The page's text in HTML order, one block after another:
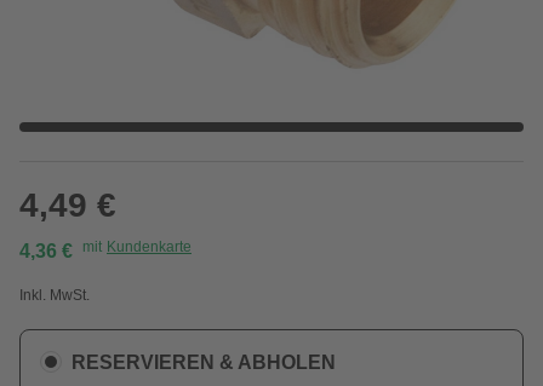
4,49 €
4,36 € mit Kundenkarte
Inkl. MwSt.
RESERVIEREN & ABHOLEN